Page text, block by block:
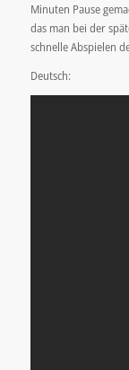
Minuten Pause
das man bei der
schnelle Abspielen
Deutsch: